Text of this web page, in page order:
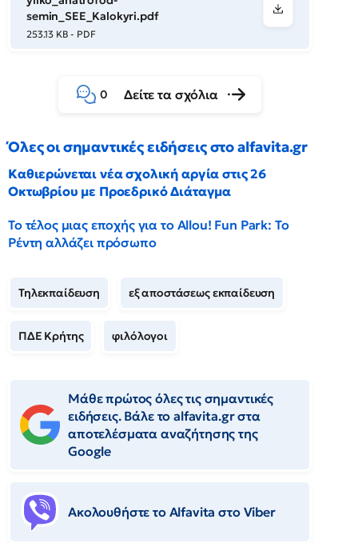
semin_SEE_Kalokyri.pdf
253.13 KB - PDF
0 Δείτε τα σχόλια
Όλες οι σημαντικές ειδήσεις στο alfavita.gr
Καθιερώνεται νέα σχολική αργία στις 26
Οκτωβρίου με Προεδρικό Διάταγμα
Το τέλος μιας εποχής για το Allou! Fun Park: Το
Ρέντη αλλάζει πρόσωπο
Τηλεκπαίδευση εξ αποστάσεως εκπαίδευση
ΠΔΕ Κρήτης φιλόλογοι
Μάθε πρώτος όλες τις σημαντικές
ειδήσεις. Βάλε το alfavita.gr στα
αποτελέσματα αναζήτησης της
Google
Ακολουθήστε το Αlfavita στο Viber